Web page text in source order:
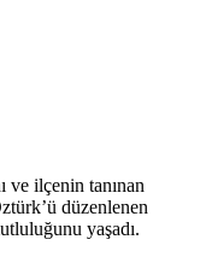
ve ilçenin tanınan
düzenlenen
yaşadı.